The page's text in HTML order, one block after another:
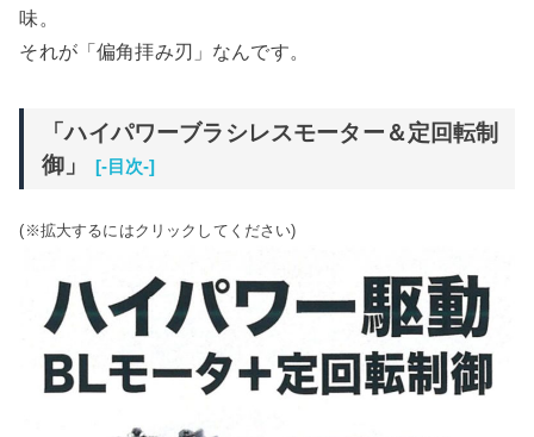
味。
それが「偏角拝み刃」なんです。
「ハイパワーブラシレスモーター＆定回転制
御」
[-目次-]
(※拡大するにはクリックしてください)